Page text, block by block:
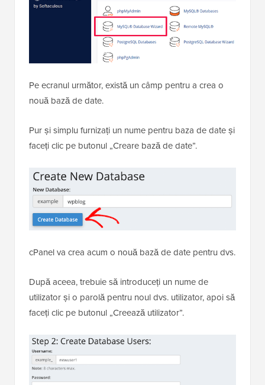
Pe ecranul următor, există un câmp pentru a crea o
nouă bază de date.
Pur și simplu furnizați un nume pentru baza de date și
faceți clic pe butonul „Creare bază de date”.
cPanel va crea acum o nouă bază de date pentru dvs.
După aceea, trebuie să introduceți un nume de
utilizator și o parolă pentru noul dvs. utilizator, apoi să
faceți clic pe butonul „Creează utilizator”.